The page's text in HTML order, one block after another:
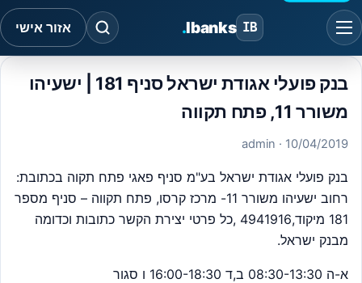
IB
Ibanks
. אזור אישי
בנק פועלי אגודת ישראל סניף 181 | ישעיהו
משורר 11, פתח תקווה
10/04/2019
· admin
בנק פועלי אגודת ישראל בע"מ סניף פאגי פתח תקוה בכתובת:
רחוב ישעיהו משורר 11- מרכז קרסו, פתח תקווה – סניף מספר
181 מיקוד,4941916 ,כל פרטי יצירת הקשר כתובות וכדומה
מבנק ישראל.
א-ה 08:30-13:30 ב,ד 16:00-18:30 ו סגור